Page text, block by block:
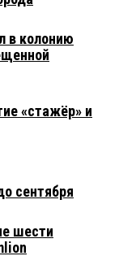
в колонию
«стажёр» и
сентября
шести